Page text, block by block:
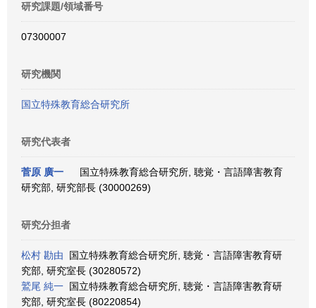
研究課題/領域番号
07300007
研究機関
国立特殊教育総合研究所
研究代表者
菅原 廣一
国立特殊教育総合研究所, 聴覚・言語障害教育
研究部, 研究部長 (30000269)
研究分担者
松村 勘由 国立特殊教育総合研究所, 聴覚・言語障害教育研
究部, 研究室長 (30280572)
鷲尾 純一 国立特殊教育総合研究所, 聴覚・言語障害教育研
究部, 研究室長 (80220854)